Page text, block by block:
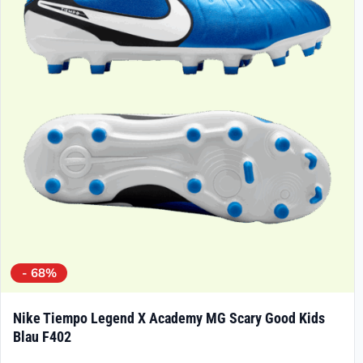
Optionen
können
Produktseite
gewählt
werden
- 68%
Nike Tiempo Legend X Academy MG Scary Good Kids
Blau F402